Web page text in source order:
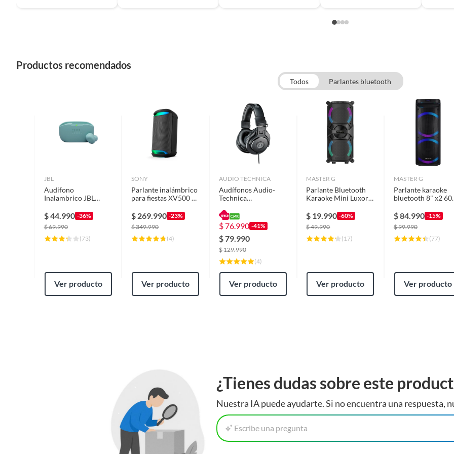
Productos recomendados
Todos Parlantes bluetooth
JBL
Audifono
Inalambrico JBL
$44.990 -36%
$69.990
(73)
Ver producto
SONY
Parlante inalámbrico
para fiestas XV500 de
$ 269.990 -23%
$349.990
(4)
Ver producto
AUDIO TECHNICA
Audífonos Audio-
Technica
$76.990 -41%
$79.990
$129.990
(4)
Ver producto
MASTER G
Parlante Bluetooth
Karaoke Mini Luxor
$ 19.990 -60%
$49.990
( 17)
Ver producto
MASTER G
Parlante karaoke
bluetooth 8" x2
bandas pPhantom
$84.990 -15%
$99.990
(77)
Ver producto
¿Tienes dudas sobre este
Nuestra IA puede ayudarte. Si no encuentra una respuesta,
Escribe una pregunta